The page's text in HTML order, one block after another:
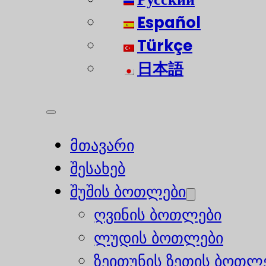
Español
Türkçe
日本語
მთავარი
შესახებ
შუშის ბოთლები
ღვინის ბოთლები
ლუდის ბოთლები
ზეითუნის ზეთის